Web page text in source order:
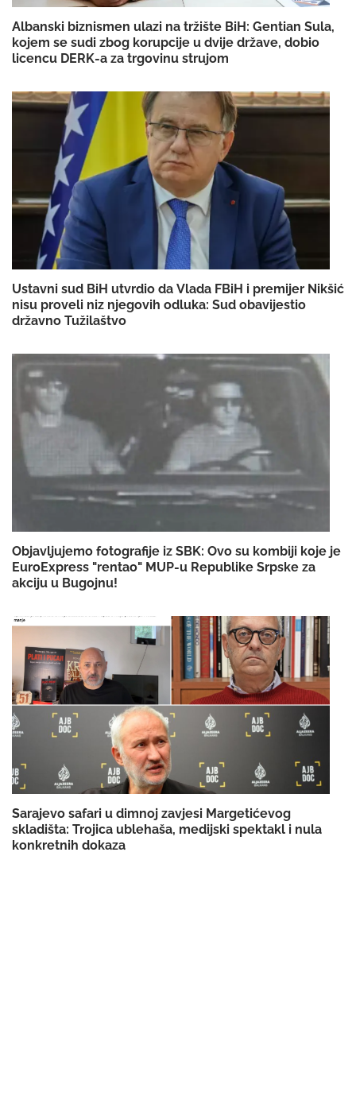
Albanski biznismen ulazi na tržište BiH: Gentian Sula,
kojem se sudi zbog korupcije u dvije države, dobio
licencu DERK-a za trgovinu strujom
Ustavni sud BiH utvrdio da Vlada FBiH i premijer Nikšić
nisu proveli niz njegovih odluka: Sud obavijestio
državno Tužilaštvo
Objavljujemo fotografije iz SBK: Ovo su kombiji koje je
EuroExpress "rentao" MUP-u Republike Srpske za
akciju u Bugojnu!
Sarajevo safari u dimnoj zavjesi Margetićevog
skladišta: Trojica ublehaša, medijski spektakl i nula
konkretnih dokaza